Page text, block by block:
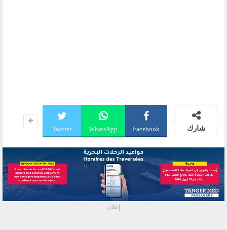
شارك Facebook
WhatsApp
Twitter
إعلان